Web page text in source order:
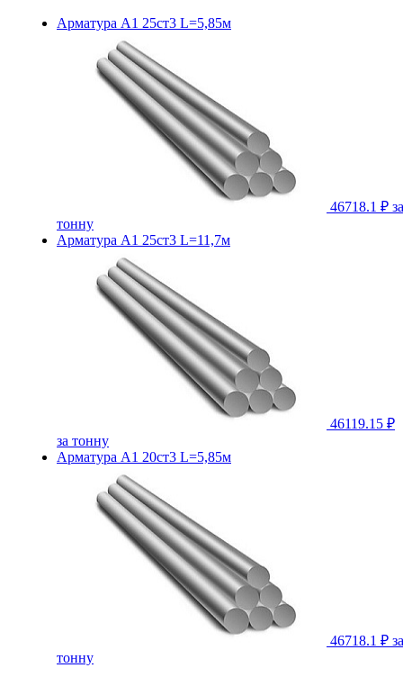
Арматура А1 25ст3 L=5,85м
46718.1 ₽ за
тонну
Арматура А1 25ст3 L=11,7м
46119.15 ₽
за тонну
Арматура А1 20ст3 L=5,85м
46718.1 ₽ за
тонну